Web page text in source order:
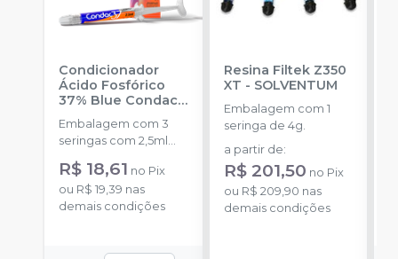
Condicionador
Ácido Fosfórico
37% Blue Condac-
FGM
Embalagem com 3
seringas com 2,5ml
cada uma e 3
ponteiras para
aplicação.
R$ 18,61 no Pix
ou R$ 19,39 nas
demais condições
Resina Filtek Z350
XT - SOLVENTUM
Embalagem com 1
seringa de 4g.
a partir de:
R$ 201,50 no Pix
ou R$ 209,90 nas
demais condições